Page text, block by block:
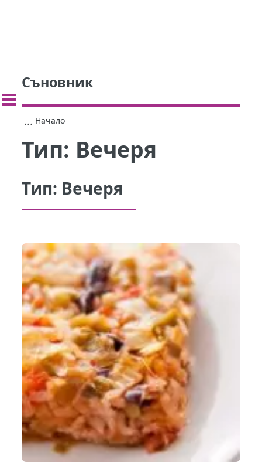
Съновник
... Начало
Тип: Вечеря
Тип: Вечеря